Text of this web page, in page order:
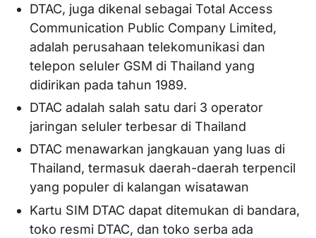
DTAC, juga dikenal sebagai Total Access
Communication Public Company Limited,
adalah perusahaan telekomunikasi dan
telepon seluler GSM di Thailand yang
didirikan pada tahun 1989.
DTAC adalah salah satu dari 3 operator
jaringan seluler terbesar di Thailand
DTAC menawarkan jangkauan yang luas di
Thailand, termasuk daerah-daerah terpencil
yang populer di kalangan wisatawan
Kartu SIM DTAC dapat ditemukan di bandara,
toko resmi DTAC, dan toko serba ada